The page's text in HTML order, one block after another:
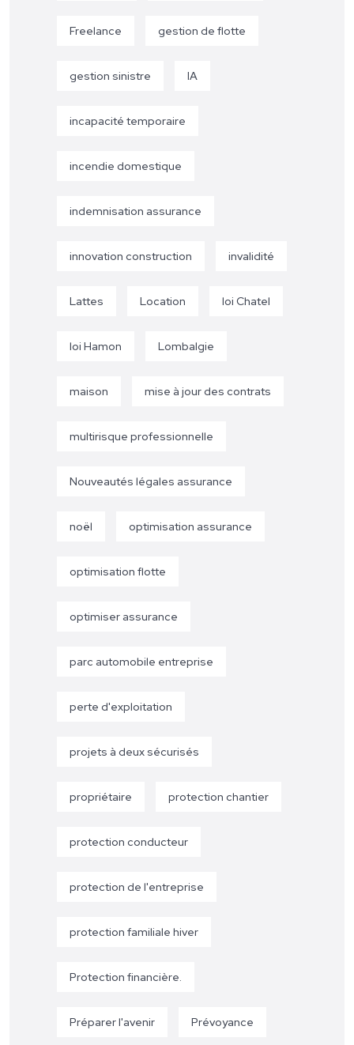
Freelance gestion de flotte
gestion sinistre IA
incapacité temporaire
incendie domestique
indemnisation assurance
innovation construction invalidité
Lattes Location loi Chatel
loi Hamon Lombalgie
maison mise à jour des contrats
multirisque professionnelle
Nouveautés légales assurance
noël optimisation assurance
optimisation flotte
optimiser assurance
parc automobile entreprise
perte d'exploitation
projets à deux sécurisés
propriétaire protection chantier
protection conducteur
protection de l'entreprise
protection familiale hiver
Protection financière.
Préparer l'avenir Prévoyance